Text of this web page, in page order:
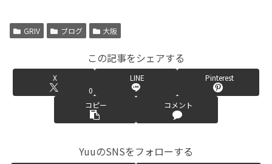
GRIV ブログ 大阪
この記事をシェアする
X
0
LINE Pinterest
コピー コメント
YuuのSNSをフォローする